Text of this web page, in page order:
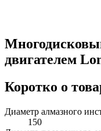
двигателем
Коротко о
Диаметр алмазного
150